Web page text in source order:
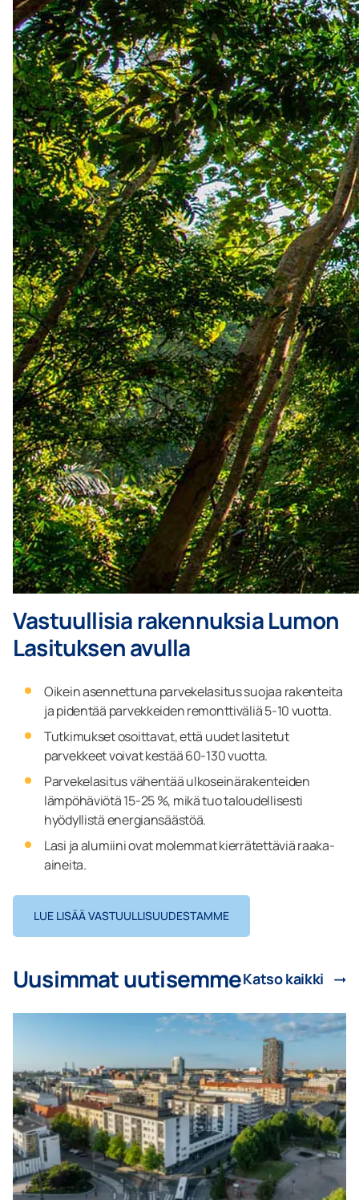
Vastuullisia rakennuksia Lumon
Lasituksen avulla
Oikein asennettuna parvekelasitus suojaa rakenteita
ja pidentää parvekkeiden remonttiväliä 5-10 vuotta.
Tutkimukset osoittavat, että uudet lasitetut
parvekkeet voivat kestää 60-130 vuotta.
Parvekelasitus vähentää ulkoseinärakenteiden
lämpöhäviötä 15-25 %, mikä tuo taloudellisesti
hyödyllistä energiansäästöä.
Lasi ja alumiini ovat molemmat kierrätettäviä raaka-
aineita.
LUE LISÄÄ VASTUULLISUUDESTAMME
Uusimmat uutisemmeKatso kaikki